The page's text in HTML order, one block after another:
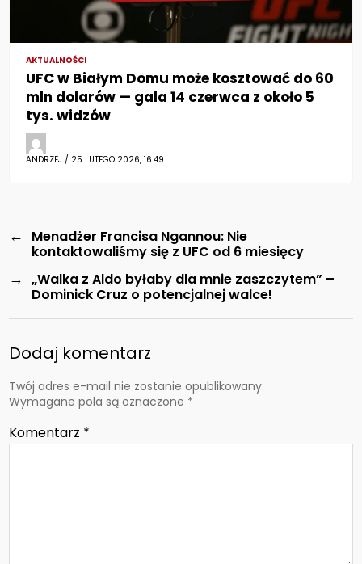
AKTUALNOŚCI
UFC w Białym Domu może kosztować do 60
mln dolarów — gala 14 czerwca z około 5
tys. widzów
ANDRZEJ / 25 LUTEGO 2026, 16:49
←
Menadżer Francisa Ngannou: Nie
kontaktowaliśmy się z UFC od 6 miesięcy
→ „Walka z Aldo byłaby dla mnie zaszczytem” –
Dominick Cruz o potencjalnej walce!
Dodaj komentarz
Twój adres e-mail nie zostanie opublikowany.
Wymagane pola są oznaczone *
Komentarz *